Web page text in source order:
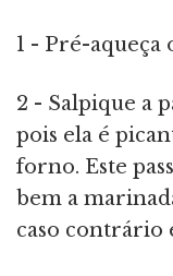
1 - Pré-aqueça
2 - Salpique a
pois ela é
forno. Este
bem a
caso contrário